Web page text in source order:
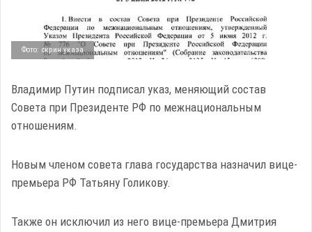
Фото: скрин указа
Владимир Путин подписал указ, меняющий состав
Совета при Президенте РФ по межнациональным
отношениям.
Новым членом совета глава государства назначил вице-
премьера РФ Татьяну Голикову.
Также он исключил из него вице-премьера Дмитрия